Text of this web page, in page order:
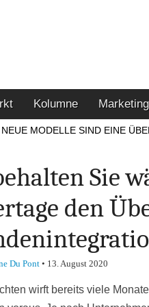
Kolumne Marketing
NEUE MODELLE SIND EINE
Sie
den
Du Pont• 13. August 2020
wirft bereits viele